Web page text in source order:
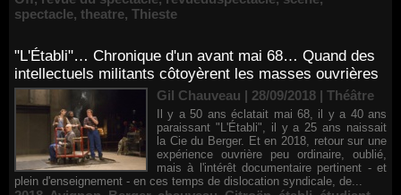
spectacle, theatre, Thieste
"L'Établi"… Chronique d'un avant mai 68… Quand des
intellectuels militants côtoyèrent les masses ouvrières
Gil Chauveau | 28/09/2018 | Théâtre
Il y a 50 ans éclatait mai 68, il y a 40 ans
paraissant "L'Établi", il y a 25 ans naissait
la Cie du Berger. Et en 2018, retour sur une
expérience ouvrière peu ordinaire, oublié,
mais à l'intérêt documentaire pertinent - et
plein d'enseignement - en ces temps de dislocation syndicale, de...